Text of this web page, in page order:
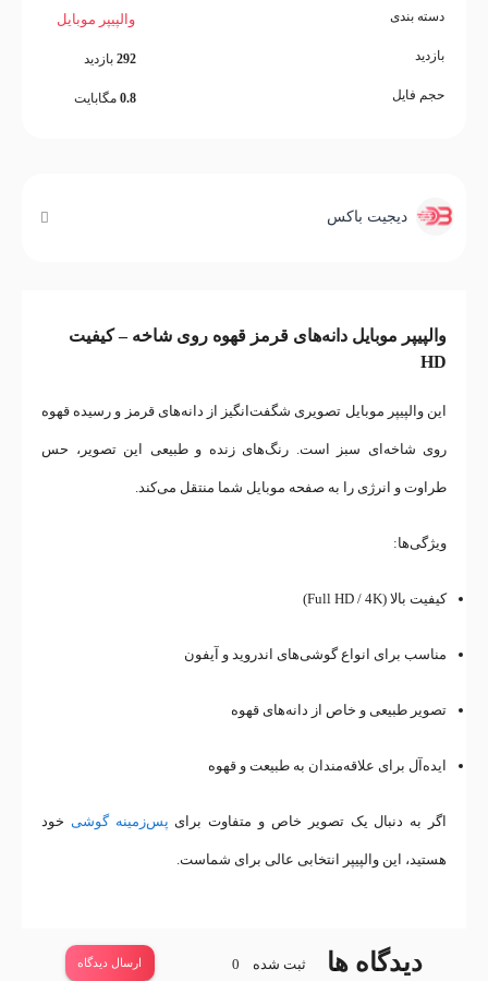
دسته بندی
بازدید
حجم فایل
والپیپر موبایل
292 بازدید
0.8 مگابایت
دیجیت باکس
والپیپر موبایل دانه‌های قرمز قهوه روی شاخه – کیفیت
HD
این والپیپر موبایل تصویری شگفت‌انگیز از دانه‌های قرمز و رسیده قهوه
روی شاخه‌ای سبز است. رنگ‌های زنده و طبیعی این تصویر، حس
طراوت و انرژی را به صفحه موبایل شما منتقل می‌کند.
ویژگی‌ها:
کیفیت بالا (Full HD / 4K)
مناسب برای انواع گوشی‌های اندروید و آیفون
تصویر طبیعی و خاص از دانه‌های قهوه
ایده‌آل برای علاقه‌مندان به طبیعت و قهوه
اگر به دنبال یک تصویر خاص و متفاوت برای پس‌زمینه گوشی خود
هستید، این والپیپر انتخابی عالی برای شماست.
دیدگاه ها ثبت شده 0 ارسال دیدگاه